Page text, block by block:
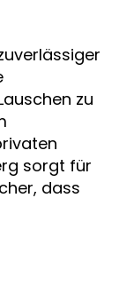
zu
sorgt für
dass